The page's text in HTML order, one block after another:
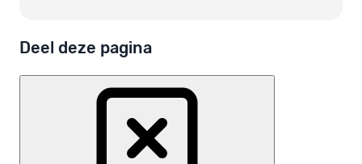
Deel deze pagina